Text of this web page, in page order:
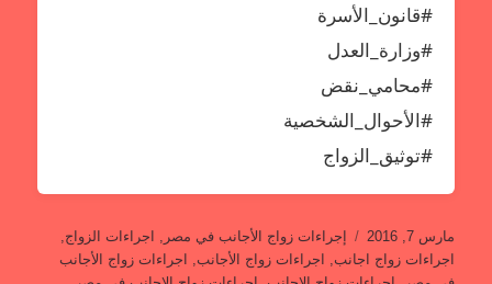
#قانون_الأسرة
#وزارة_العدل
#محامي_نقض
#الأحوال_الشخصية
#توثيق_الزواج
نُشرت
في
مارس 7, 2016 التصنيفات
إجراءات زواج الأجانب في مصر , اجراءات الزواج,
اجراءات زواج اجانب, اجراءات زواج الأجانب,
اجراءات زواج الأجانب